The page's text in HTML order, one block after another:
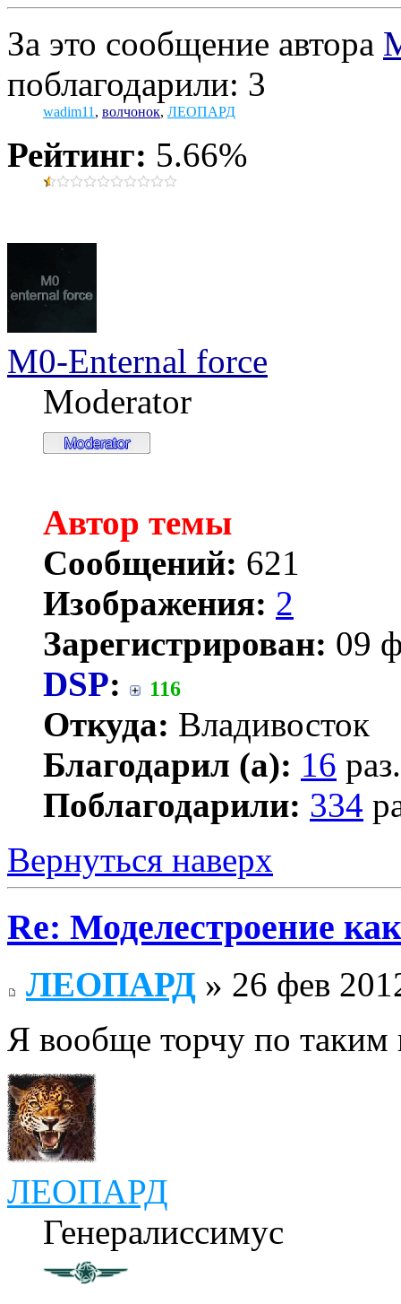
За это сообщение автора
поблагодарили: 3
wadim11 , волчонок, ЛЕОПАРД
Рейтинг: 5.66%
M0-Enternal force
Moderator
Автор темы
Сообщений: 621
Изображения: 2
Зарегистрирован: 09
DSP: 116
Откуда: Владивосток
Благодарил (а): 16 раз.
Поблагодарили: 334
Вернуться наверх
Re: Моделестроение
ЛЕОПАРД » 26 фев
Я вообще торчу по
ЛЕОПАРД
Генералиссимус